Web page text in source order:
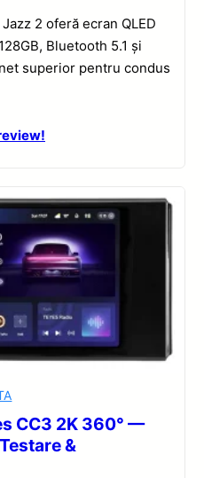
2 oferă ecran QLED
Bluetooth 5.1 și
superior pentru condus
CC3 2K 360° —
&